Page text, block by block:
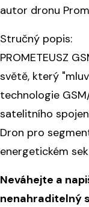
autor dronu
Stručný popis:
PROMETEUSZ
světě, který
technologie
satelitního
Dron pro
energetickém
Neváhejte a
nenahraditelný